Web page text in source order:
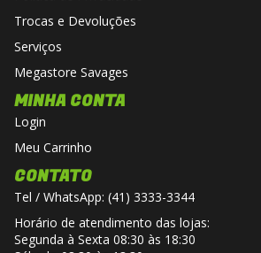
Trocas e Devoluções
Serviços
Megastore Savages
MINHA CONTA
Login
Meu Carrinho
CONTATO
Tel / WhatsApp: (41) 3333-3344
Horário de atendimento das lojas:
Segunda à Sexta 08:30 às 18:30